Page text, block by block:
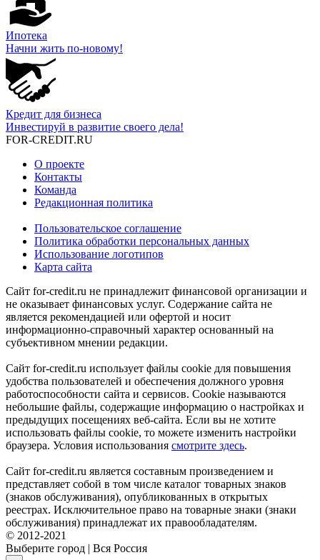
Ипотека
Начни жить по-новому!
Кредит для бизнеса
Инвестируй в развитие своего дела!
FOR-CREDIT.RU
О проекте
Контакты
Команда
Редакционная политика
Пользовательское соглашение
Политика обработки персональных данных
Использование логотипов
Карта сайта
Сайт for-credit.ru не принадлежит финансовой организации и
не оказывает финансовых услуг. Содержание сайта не
является рекомендацией или офертой и носит
информационно-справочный характер основанный на
субъективном мнении редакции.
Сайт for-credit.ru использует файлы cookie для повышения
удобства пользователей и обеспечения должного уровня
работоспособности сайта и сервисов. Cookie называются
небольшие файлы, содержащие информацию о настройках и
предыдущих посещениях веб-сайта. Если вы не хотите
использовать файлы cookie, то можете изменить настройки
браузера. Условия использования смотрите здесь.
Сайт for-credit.ru является составным произведением и
представляет собой в том числе каталог товарных знаков
(знаков обслуживания), опубликованных в открытых
реестрах. Исключительное право на товарные знаки (знаки
обслуживания) принадлежат их правообладателям.
© 2012-2021
Выберите город | Вся Россия